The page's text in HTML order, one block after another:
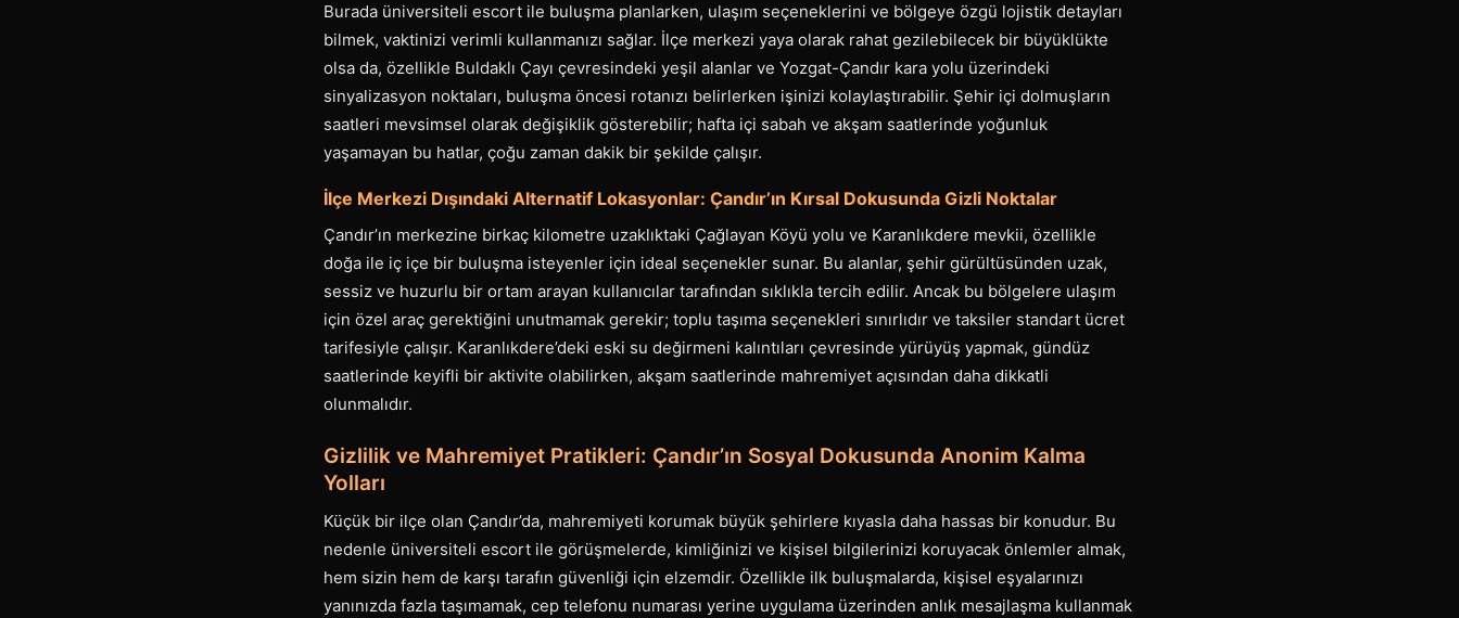
Burada üniversiteli escort ile buluşma planlarken, ulaşım seçeneklerini ve bölgeye özgü lojistik detayları
bilmek, vaktinizi verimli kullanmanızı sağlar. İlçe merkezi yaya olarak rahat gezilebilecek bir büyüklükte
olsa da, özellikle Buldaklı Çayı çevresindeki yeşil alanlar ve Yozgat-Çandır kara yolu üzerindeki
sinyalizasyon noktaları, buluşma öncesi rotanızı belirlerken işinizi kolaylaştırabilir. Şehir içi dolmuşların
saatleri mevsimsel olarak değişiklik gösterebilir; hafta içi sabah ve akşam saatlerinde yoğunluk
yaşamayan bu hatlar, çoğu zaman dakik bir şekilde çalışır.
İlçe Merkezi Dışındaki Alternatif Lokasyonlar: Çandır’ın Kırsal Dokusunda Gizli Noktalar
Çandır’ın merkezine birkaç kilometre uzaklıktaki Çağlayan Köyü yolu ve Karanlıkdere mevkii, özellikle
doğa ile iç içe bir buluşma isteyenler için ideal seçenekler sunar. Bu alanlar, şehir gürültüsünden uzak,
sessiz ve huzurlu bir ortam arayan kullanıcılar tarafından sıklıkla tercih edilir. Ancak bu bölgelere ulaşım
için özel araç gerektiğini unutmamak gerekir; toplu taşıma seçenekleri sınırlıdır ve taksiler standart ücret
tarifesiyle çalışır. Karanlıkdere’deki eski su değirmeni kalıntıları çevresinde yürüyüş yapmak, gündüz
saatlerinde keyifli bir aktivite olabilirken, akşam saatlerinde mahremiyet açısından daha dikkatli
olunmalıdır.
Gizlilik ve Mahremiyet Pratikleri: Çandır’ın Sosyal Dokusunda Anonim Kalma
Yolları
Küçük bir ilçe olan Çandır’da, mahremiyeti korumak büyük şehirlere kıyasla daha hassas bir konudur. Bu
nedenle üniversiteli escort ile görüşmelerde, kimliğinizi ve kişisel bilgilerinizi koruyacak önlemler almak,
hem sizin hem de karşı tarafın güvenliği için elzemdir. Özellikle ilk buluşmalarda, kişisel eşyalarınızı
yanınızda fazla taşımamak, cep telefonu numarası yerine uygulama üzerinden anlık mesajlaşma kullanmak